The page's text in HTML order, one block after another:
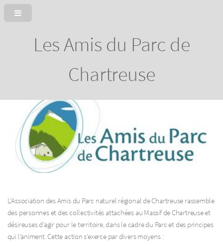
Les Amis du Parc de
Chartreuse
L’Association des Amis du Parc naturel régional de Chartreuse rassemble
des personnes et des collectivités attachées au Massif de Chartreuse et
désireuses d’agir pour le territoire, dans le cadre du Parc et des principes
qui l’animent. Cette action s’exerce par divers moyens :